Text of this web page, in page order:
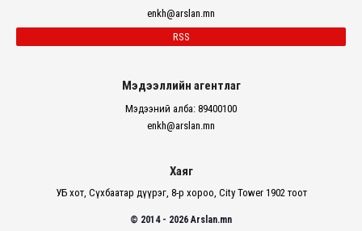
enkh@arslan.mn
RSS
Мэдээллийн агентлаг
Мэдээний алба: 89400100
enkh@arslan.mn
Хаяг
УБ хот, Сүхбаатар дүүрэг, 8-р хороо, City Tower 1902 тоот
© 2014 - 2026 Arslan.mn